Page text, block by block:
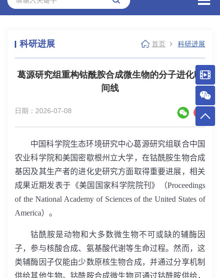
科研进展 首页 科研进展
葛源研究组重构钴酰胺合成微生物的分子进化时
间线
日期：2026-07-08
中国科学院生态环境研究中心葛源研究组联合中国
农业科学院和美国密歇根州立大学，在钴酰胺生物合成
基因及其生产者的进化史研究方面取得重要进展，相关
成果近期发表于《美国国家科学院院刊》（Proceedings
of the National Academy of Sciences of the United States of
America）。
钴酰胺是动物和大多数微生物不可或缺的辅酶因
子，参与核酸合成、氨基酸代谢等生命过程。然而，这
类辅酶因子仅能由少数原核生物合成，并通过分享机制
供给其他生物。钴酰胺合成微生物可通过钴酰胺供给，